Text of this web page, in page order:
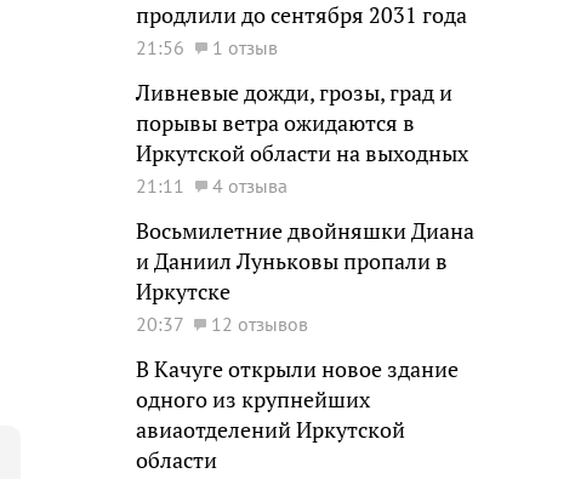
продлили до сентября 2031 года
21:56 1 отзыв
Ливневые дожди, грозы, град и
порывы ветра ожидаются в
Иркутской области на выходных
21:11 4 отзыва
Восьмилетние двойняшки Диана
и Даниил Луньковы пропали в
Иркутске
20:37 12 отзывов
В Качуге открыли новое здание
одного из крупнейших
авиаотделений Иркутской
области